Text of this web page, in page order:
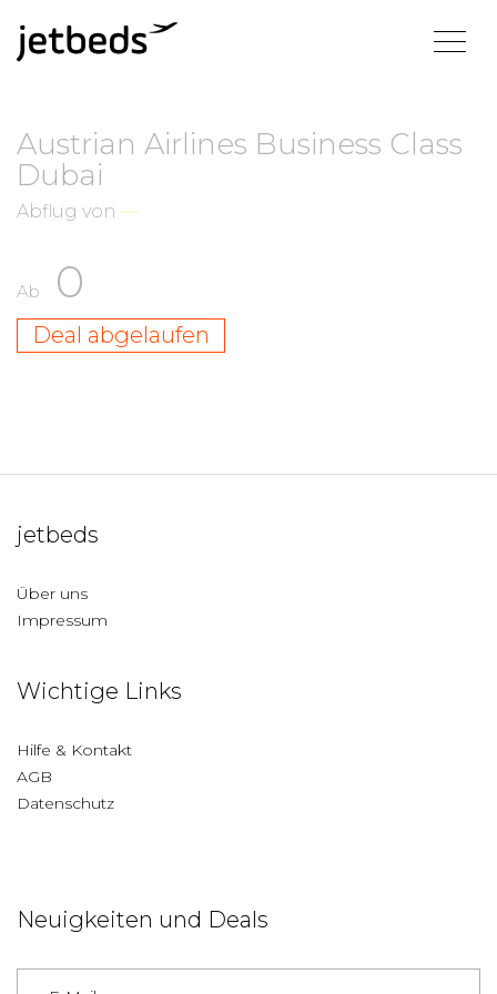
Austrian Airlines Business Class
Dubai
Abflug von —
Ab 0
Deal abgelaufen
jetbeds
Über uns
Impressum
Wichtige Links
Hilfe & Kontakt
AGB
Datenschutz
Neuigkeiten und Deals